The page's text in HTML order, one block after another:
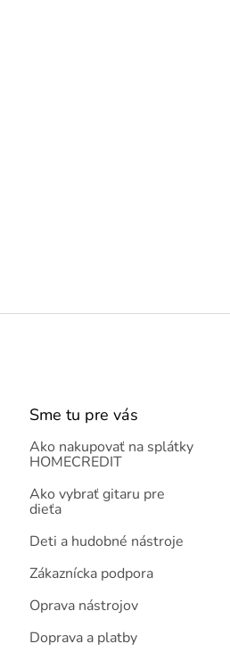
Sme tu pre vás
Ako nakupovať na splátky
HOMECREDIT
Ako vybrať gitaru pre
dieťa
Deti a hudobné nástroje
Zákaznícka podpora
Oprava nástrojov
Doprava a platby